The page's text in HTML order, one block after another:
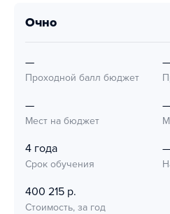
очно
—
Проходной балл бюджет
—
Мест на бюджет
4 года
Срок обучения
400 215 р.
Стоимость, за год